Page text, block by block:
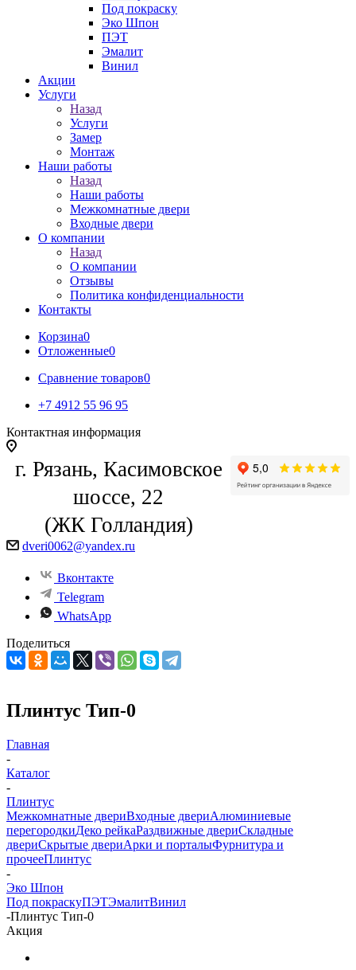
Под покраску
Эко Шпон
ПЭТ
Эмалит
Винил
Акции
Услуги
Назад
Услуги
Замер
Монтаж
Наши работы
Назад
Наши работы
Межкомнатные двери
Входные двери
О компании
Назад
О компании
Отзывы
Политика конфиденциальности
Контакты
Корзина0
Отложенные0
Сравнение товаров0
+7 4912 55 96 95
Контактная информация
г. Рязань, Касимовское
шоссе, 22
(ЖК Голландия)
dveri0062@yandex.ru
Вконтакте
Telegram
WhatsApp
Поделиться
Плинтус Тип-0
Главная
-
Каталог
-
Плинтус
Межкомнатные двериВходные двериАлюминиевые
перегородкиДеко рейкаРаздвижные двериСкладные
двериСкрытые двериАрки и порталыФурнитура и
прочееПлинтус
-
Эко Шпон
Под покраскуПЭТЭмалитВинил
-Плинтус Тип-0
Акция